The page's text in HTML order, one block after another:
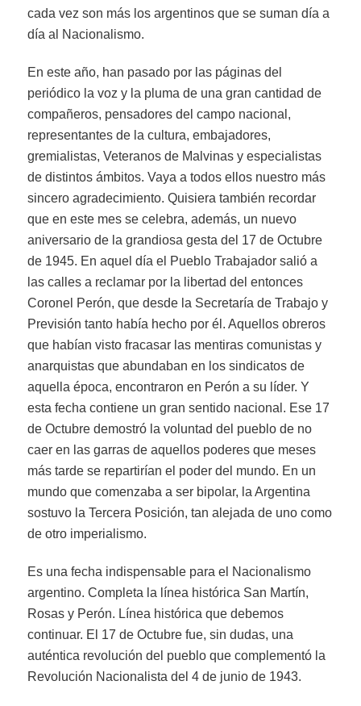
cada vez son más los argentinos que se suman día a
día al Nacionalismo.
En este año, han pasado por las páginas del
periódico la voz y la pluma de una gran cantidad de
compañeros, pensadores del campo nacional,
representantes de la cultura, embajadores,
gremialistas, Veteranos de Malvinas y especialistas
de distintos ámbitos. Vaya a todos ellos nuestro más
sincero agradecimiento. Quisiera también recordar
que en este mes se celebra, además, un nuevo
aniversario de la grandiosa gesta del 17 de Octubre
de 1945. En aquel día el Pueblo Trabajador salió a
las calles a reclamar por la libertad del entonces
Coronel Perón, que desde la Secretaría de Trabajo y
Previsión tanto había hecho por él. Aquellos obreros
que habían visto fracasar las mentiras comunistas y
anarquistas que abundaban en los sindicatos de
aquella época, encontraron en Perón a su líder. Y
esta fecha contiene un gran sentido nacional. Ese 17
de Octubre demostró la voluntad del pueblo de no
caer en las garras de aquellos poderes que meses
más tarde se repartirían el poder del mundo. En un
mundo que comenzaba a ser bipolar, la Argentina
sostuvo la Tercera Posición, tan alejada de uno como
de otro imperialismo.
Es una fecha indispensable para el Nacionalismo
argentino. Completa la línea histórica San Martín,
Rosas y Perón. Línea histórica que debemos
continuar. El 17 de Octubre fue, sin dudas, una
auténtica revolución del pueblo que complementó la
Revolución Nacionalista del 4 de junio de 1943.